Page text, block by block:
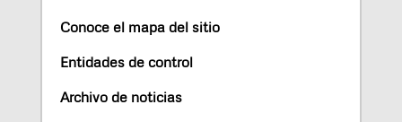
Conoce el mapa del sitio
Entidades de control
Archivo de noticias